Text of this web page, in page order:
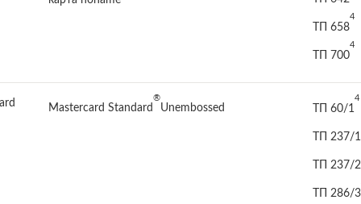
ТП 658
4
ТП 700
4
Mastercard Standard
®
Unembossed ТП 60/1
4
ТП 237/1
ТП 237/2
ТП 286/3